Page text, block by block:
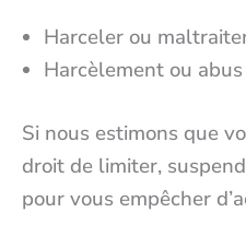
Harceler ou
Harcèlement ou
Si nous estimons que
droit de limiter,
pour vous empêcher